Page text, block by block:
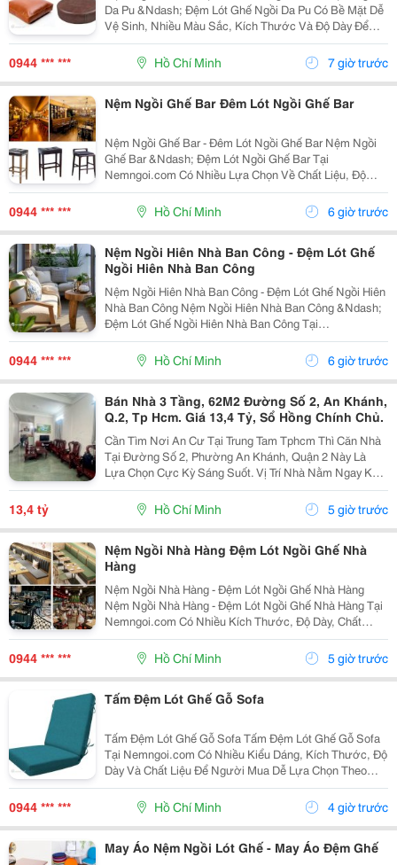
Da Pu &Ndash; Đệm Lót Ghế Ngồi Da Pu Có Bề Mặt Dễ
Vệ Sinh, Nhiều Màu Sắc, Kích Thước Và Độ Dày Để
Lựa Chọn. Nemngoi.com Hỗ Trợ Tư Vấn Mẫu Da, Màu
Sắc Và Kích Thước Phù Hợp; Hiện Có Ưu Đãi, Khuyến
0944 *** *** Hồ Chí Minh 7 giờ trước
Nệm Ngồi Ghế Bar Đêm Lót Ngồi Ghế Bar
Nệm Ngồi Ghế Bar - Đêm Lót Ngồi Ghế Bar Nệm Ngồi
Ghế Bar &Ndash; Đệm Lót Ngồi Ghế Bar Tại
Nemngoi.com Có Nhiều Lựa Chọn Về Chất Liệu, Độ
Dày, Kích Thước, Màu Sắc Và Kiểu Dáng Để Đáp Ứng
Nhu Cầu Mua Hàng. Sản Phẩm Đang Có Ưu Đãi,
Khuyến Mãi Và Chiết...
0944 *** *** Hồ Chí Minh 6 giờ trước
Nệm Ngồi Hiên Nhà Ban Công - Đệm Lót Ghế
Ngồi Hiên Nhà Ban Công
Nệm Ngồi Hiên Nhà Ban Công - Đệm Lót Ghế Ngồi Hiên
Nhà Ban Công Nệm Ngồi Hiên Nhà Ban Công &Ndash;
Đệm Lót Ghế Ngồi Hiên Nhà Ban Công Tại
Nemngoi.com Có Nhiều Chất Liệu, Độ Dày, Kích Thước
Và Màu Sắc Để Lựa Chọn Theo Nhu Cầu. Sản Phẩm
Bán Sỉ Và Lẻ,...
0944 *** *** Hồ Chí Minh 6 giờ trước
Bán Nhà 3 Tầng, 62M2 Đường Số 2, An Khánh,
Q.2, Tp Hcm. Giá 13,4 Tỷ, Sổ Hồng Chính Chủ.
Cần Tìm Nơi An Cư Tại Trung Tam Tphcm Thì Căn Nhà
Tại Đường Số 2, Phường An Khánh, Quận 2 Này Là
Lựa Chọn Cực Kỳ Sáng Suốt. Vị Trí Nhà Nằm Ngay Khu
Trung Tâm An Khánh, Khu Vực Lõi Của Thành Phố Thủ
Đức. Với Diện Tích 62M2, Kích Thước 4.1M X 15M,...
13,4 tỷ Hồ Chí Minh 5 giờ trước
Nệm Ngồi Nhà Hàng Đệm Lót Ngồi Ghế Nhà
Hàng
Nệm Ngồi Nhà Hàng - Đệm Lót Ngồi Ghế Nhà Hàng
Nệm Ngồi Nhà Hàng - Đệm Lót Ngồi Ghế Nhà Hàng Tại
Nemngoi.com Có Nhiều Kích Thước, Độ Dày, Chất
Liệu, Màu Sắc Và Kiểu Dáng Để Lựa Chọn Theo Nhu
Cầu. Sản Phẩm Nhận Số Lượng Sỉ Lẻ, Đang Có Khuyến
Mãi, Ưu...
0944 *** *** Hồ Chí Minh 5 giờ trước
Tấm Đệm Lót Ghế Gỗ Sofa
Tấm Đệm Lót Ghế Gỗ Sofa Tấm Đệm Lót Ghế Gỗ Sofa
Tại Nemngoi.com Có Nhiều Kiểu Dáng, Kích Thước, Độ
Dày Và Chất Liệu Để Người Mua Dễ Lựa Chọn Theo
Nhu Cầu. Sản Phẩm Có Khuyến Mãi, Ưu Đãi Và Chiết
Khấu Theo Số Lượng ; Liên Hệ Ngay Để Nhận Tư Vấn,
0944 *** *** Hồ Chí Minh 4 giờ trước
May Áo Nệm Ngồi Lót Ghế - May Áo Đệm Ghế